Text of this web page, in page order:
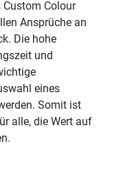
Custom Colour
Ansprüche an
Die hohe
und
eines
Somit ist
alle, die Wert auf